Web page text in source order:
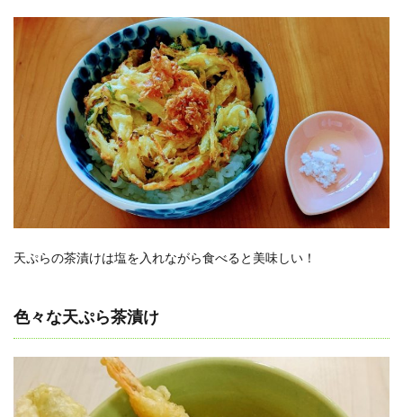
天ぷらの茶漬けは塩を入れながら食べると美味しい！
色々な天ぷら茶漬け